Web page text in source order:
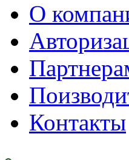
О
Контакты